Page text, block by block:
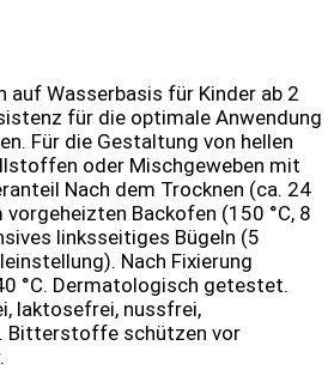
auf Wasserbasis für Kinder ab 2
für die optimale Anwendung
Für die Gestaltung von hellen
oder Mischgeweben mit
Nach dem Trocknen (ca. 24
vorgeheizten Backofen (150 °C, 8
linksseitiges Bügeln (5
Nach Fixierung
°C. Dermatologisch getestet.
laktosefrei, nussfrei,
Bitterstoffe schützen vor